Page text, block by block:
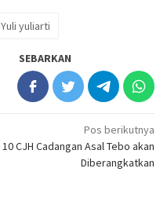
Yuli yuliarti
SEBARKAN
Pos berikutnya
10 CJH Cadangan Asal Tebo akan
Diberangkatkan